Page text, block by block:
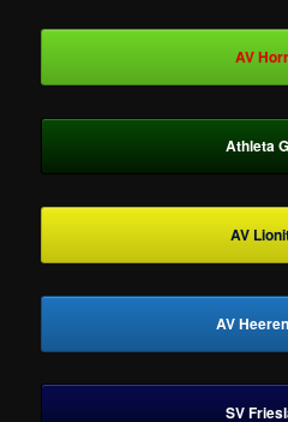
AV
Athleta
AV
AV
SV